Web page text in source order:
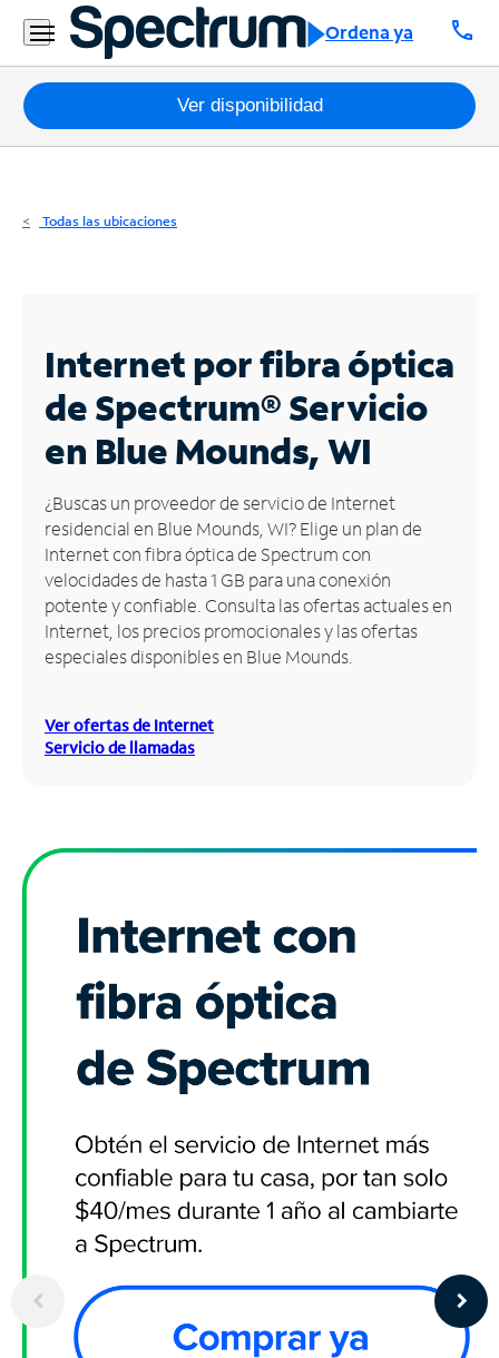
Ordena ya call
Residencial
Business
Paquetes
Internet
Business
Contáctanos
Inglés
Administrar
cuenta
Encuentra
una
tienda
Ver disponibilidad
Todas las ubicaciones
Internet por fibra óptica
de Spectrum®Servicio
en Blue Mounds, WI
¿Buscas un proveedor de servicio de Internet
residencial en Blue Mounds, WI? Elige un plan de
Internet con fibra óptica de Spectrum con
velocidades de hasta 1 GB para una conexión
potente y confiable. Consulta las ofertas actuales en
Internet, los precios promocionales y las ofertas
especiales disponibles en Blue Mounds.
Ver ofertas de Internet
Servicio de llamadas